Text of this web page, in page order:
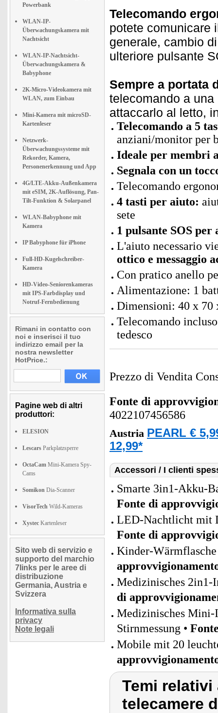
Powerbank
WLAN-IP-
Überwachungskamera mit
Nachtsicht
WLAN-IP-Nachtsicht-
Überwachungskamera &
Babyphone
2K-Micro-Videokamera mit
WLAN, zum Einbau
Mini-Kamera mit microSD-
Kartenleser
Netzwerk-
Überwachungssysteme mit
Rekorder, Kamera,
Personenerkennung und App
4G/LTE-Akku-Außenkamera
mit eSIM, 2K-Auflösung, Pan-
Tilt-Funktion & Solarpanel
WLAN-Babyphone mit
Kamera
IP Babyphone für iPhone
Full-HD-Kugelschreiber-
Kamera
HD-Video-Seniorenkameras
mit IPS-Farbdisplay und
Notruf-Fernbedienung
Rimani in contatto con
noi e inserisci il tuo
indirizzo email per la
nostra newsletter
HotPrice.:
Pagine web di altri
produttori:
ELESION
Lescars Parkplatzsperre
OctaCam Mini-Kamera Spy-
Cams
Somikon Dia-Scanner
VisorTech Wild-Kameras
Xystec Kartenleser
Sito web di servizio e
supporto del marchio
7links per le aree di
distribuzione
Germania, Austria e
Svizzera
Informativa sulla
privacy
Note legali
Telecomando
potete comunicare
generale, cambio
ulteriore pulsante
Sempre a portata
telecomando a
attaccarlo al letto,
Telecomando a 5
anziani/monitor per
Ideale per membri
Segnala con un
Telecomando
4 tasti per aiuto:
sete
1 pulsante SOS
L'aiuto necessario
ottico e messaggio
Con pratico anello
Alimentazione: 1
Dimensioni: 40 x 70
Telecomando
tedesco
Prezzo di Vendita
Fonte di
4022107456586
Austria PEARL €
12,99*
Accessori / I clienti
Smarte 3in1-Akku-
Fonte di
LED-Nachtlicht mit
Fonte di
Kinder-
Medizinisches
di
Medizinisches
Stirnmessung •
Mobile mit 20
Temi
telecamere